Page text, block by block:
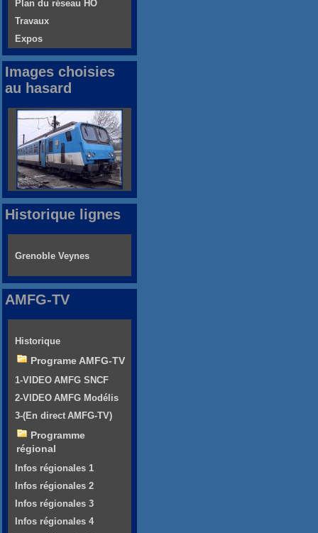
Plan du réseau HO
Travaux
Expos
Images choisies
au hasard
Historique lignes
Grenoble Veynes
AMFG-TV
Historique
Programe AMFG-TV
1-VIDEO AMFG SNCF
2-VIDEO AMFG Modélis
3-(En direct AMFG-TV)
Programme
régional
Infos régionales 1
Infos régionales 2
Infos régionales 3
Infos régionales 4